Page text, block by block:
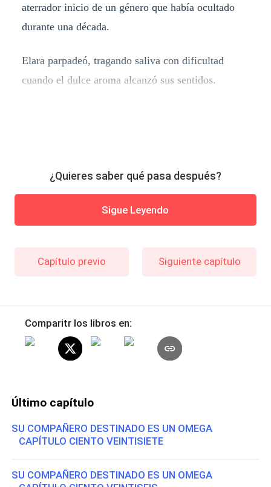
aterrador inicio de un género que había ocultado
durante una década.
Elara parpadeó, tragando saliva con dificultad
cuando el dulce aroma alcanzó sus sentidos.
¿Quieres saber qué pasa después?
Sigue Leyendo
Capítulo previo Siguiente capítulo
Comparitr los libros en:
Último capítulo
SU COMPAÑERO DESTINADO ES UN OMEGA
CAPÍTULO CIENTO VEINTISIETE
SU COMPAÑERO DESTINADO ES UN OMEGA